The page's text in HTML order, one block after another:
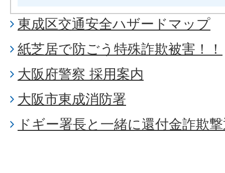
東成区交通安全ハザードマップ
紙芝居で防ごう特殊詐欺被害！！
大阪府警察 採用案内
大阪市東成消防署
ドギー署長と一緒に還付金詐欺